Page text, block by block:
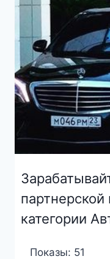
категории
Показы: 51